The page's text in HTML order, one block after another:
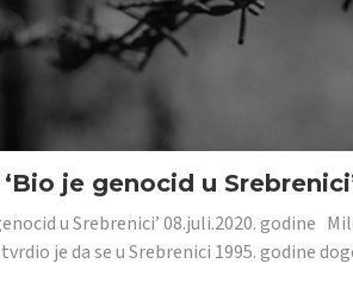
je genocid u
u Srebrenici’ 08.juli.2020. godine
je da se u Srebrenici 1995. godine